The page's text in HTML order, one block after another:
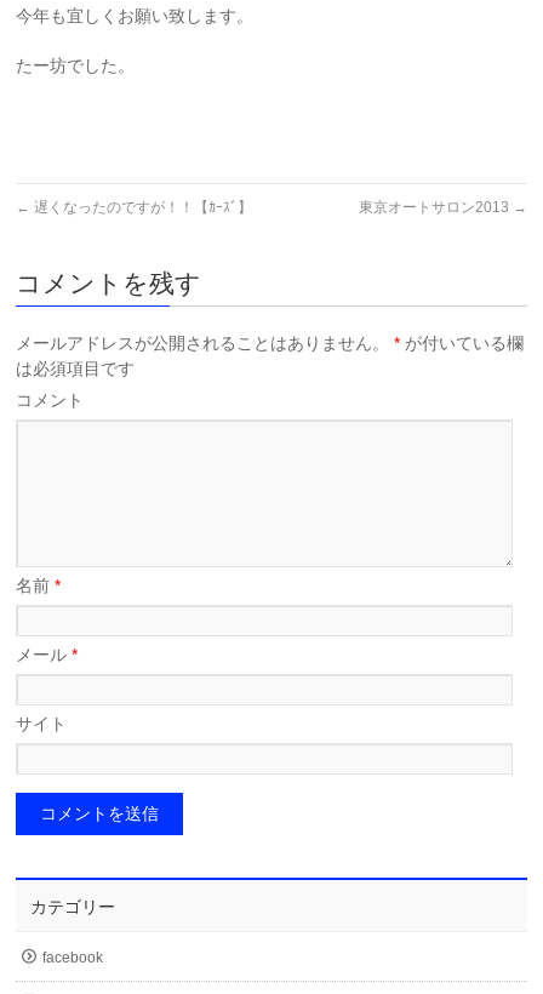
今年も宜しくお願い致します。
たー坊でした。
← 遅くなったのですが！！【ｶｰｽﾞ】 東京オートサロン2013 →
コメントを残す
メールアドレスが公開されることはありません。 * が付いている欄
は必須項目です
コメント
名前*
メール*
サイト
カテゴリー
facebook